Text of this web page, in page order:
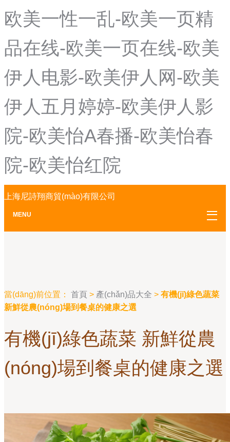
欧美一性一乱-欧美一页精
品在线-欧美一页在线-欧美
伊人电影-欧美伊人网-欧美
伊人五月婷婷-欧美伊人影
院-欧美怡A春播-欧美怡春
院-欧美怡红院
上海尼詩翔商貿(mào)有限公司
MENU
當(dāng)前位置： 首頁 > 產(chǎn)品大全 > 有機(jī)綠色蔬菜
新鮮從農(nóng)場到餐桌的健康之選
有機(jī)綠色蔬菜 新鮮從農
(nóng)場到餐桌的健康之選